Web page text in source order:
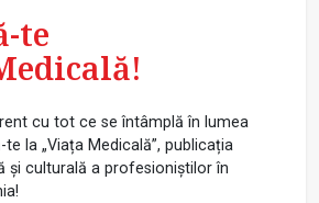
te
cu tot ce se întâmplă în lumea
la „Viața Medicală”, publicația
și culturală a profesioniștilor în